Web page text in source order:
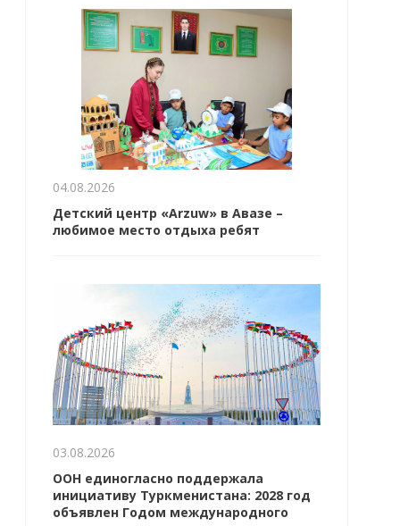
04.08.2026
Детский центр «Arzuw» в Авазе –
любимое место отдыха ребят
03.08.2026
ООН единогласно поддержала
инициативу Туркменистана: 2028 год
объявлен Годом международного